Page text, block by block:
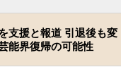
支援と報道 引退後も変
能界復帰の可能性